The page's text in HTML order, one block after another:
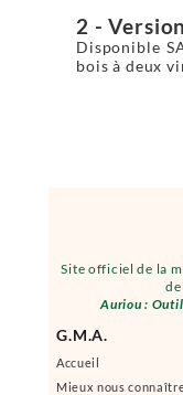
Site officiel de la
Auriou :
G.M.A.
Accueil
Mieux nous
2 -
Disponible
bois à deux